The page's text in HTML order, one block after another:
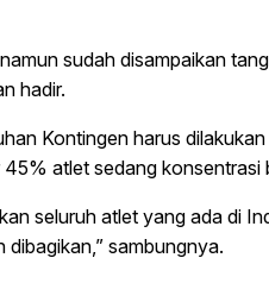
sudah disampaikan
hadir.
Kontingen harus
atlet sedang konsentrasi
seluruh atlet yang ada di
dibagikan,” sambungnya.